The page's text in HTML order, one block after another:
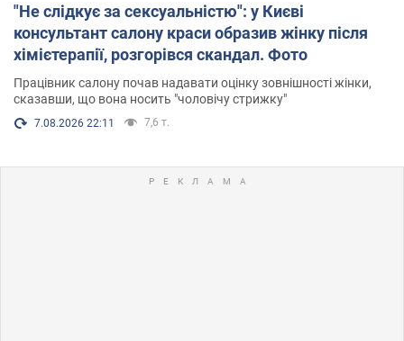
"Не слідкує за сексуальністю": у Києві
консультант салону краси образив жінку після
хімієтерапії, розгорівся скандал. Фото
Працівник салону почав надавати оцінку зовнішності жінки,
сказавши, що вона носить "чоловічу стрижку"
7.08.2026 22:11 7,6 т.